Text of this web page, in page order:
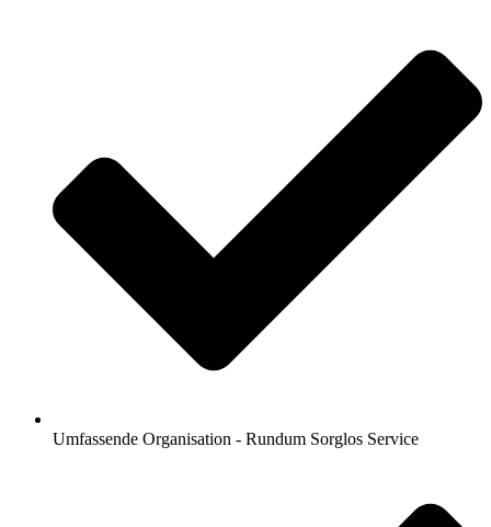
Umfassende Organisation - Rundum Sorglos Service